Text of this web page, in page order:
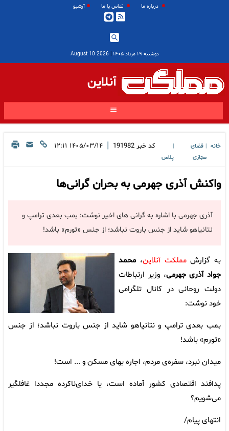
درباره ما تماس با ما آرشیو
دوشنبه ۱۹ مرداد ۱۴۰۵ |
2026 August 10
آنلاین
خانه
فضای
مجازی
پلاس
کد خبر 191982
| ۱۴۰۵/۰۳/۱۴ ۱۲:۱۱
واکنش آذری جهرمی به بحران گرانی‌ها
آذری جهرمی با اشاره به گرانی های اخیر نوشت: بمب بعدی ترامپ و
نتانیاهو شاید از جنس باروت نباشد؛ از جنس «تورم» باشد!
به گزارشمملکت آنلاین، محمد
جواد آذری جهرمی، وزیر ارتباطات
دولت روحانی در کانال تلگرامی
خود نوشت:
بمب بعدی ترامپ و نتانیاهو شاید از جنس باروت نباشد؛ از جنس
«تورم» باشد!
میدان نبرد، سفره‌ی مردم، اجاره بهای مسکن و ... است!
پدافند اقتصادی کشور آماده است، یا خدای‌ناکرده مجددا غافلگیر
می‌شویم؟
انتهای پیام/